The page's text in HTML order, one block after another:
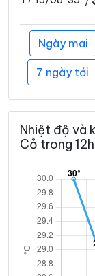
Ngày mai
7 ngày tới
Nhiệt độ và
Cỏ trong